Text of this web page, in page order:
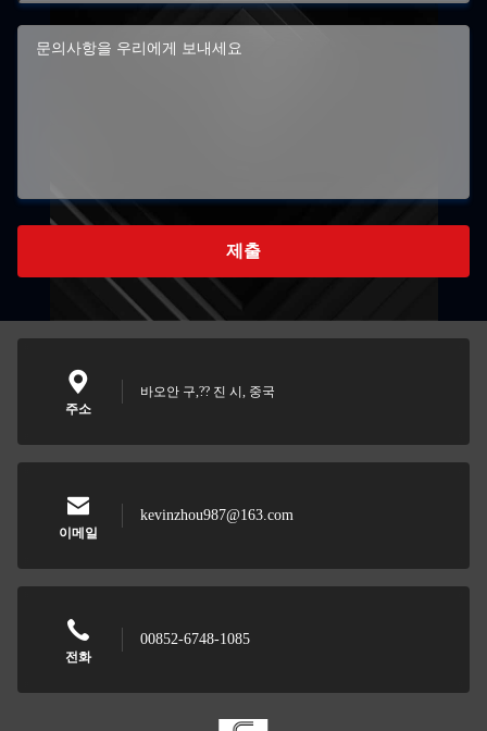
제출
주소
바오안 구,?? 진 시, 중국
이메일
kevinzhou987@163.com
전화
00852-6748-1085